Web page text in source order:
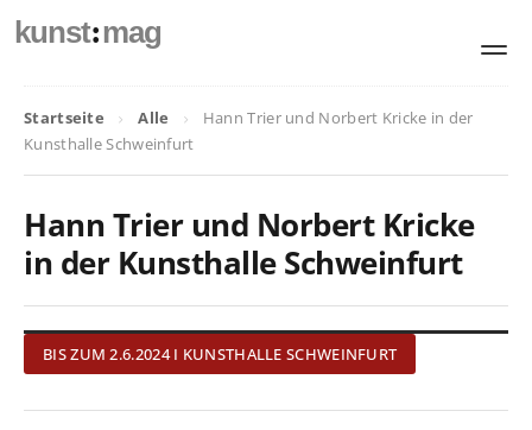
kunst:mag
Startseite Alle
Hann Trier und Norbert Kricke in der
Kunsthalle Schweinfurt
Hann Trier und Norbert Kricke
in der Kunsthalle Schweinfurt
BIS ZUM 2.6.2024 I KUNSTHALLE SCHWEINFURT